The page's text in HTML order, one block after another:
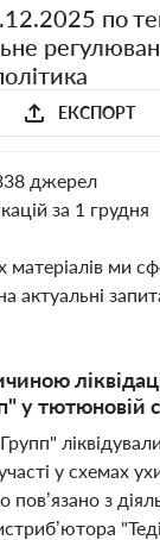
по
ЕКСПОРТ
джерел
за 1 грудня
матеріалів ми
актуальні
у тютюновій
у схемах
з